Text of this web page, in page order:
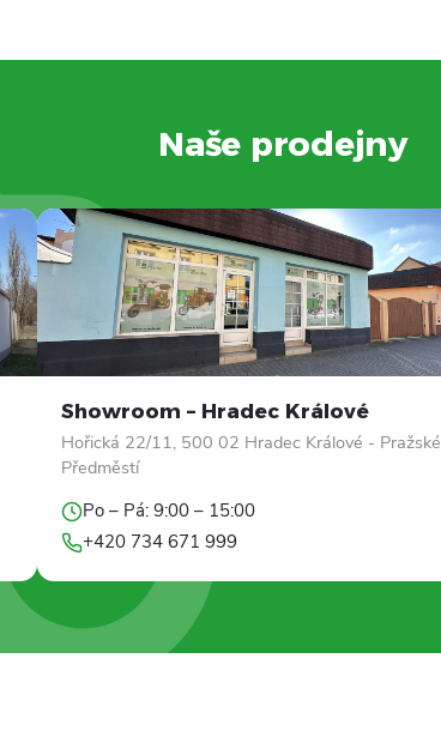
Naše prodejny
Showroom – Hradec Králové
Hořická 22/11, 500 02 Hradec Králové - Pražské
Předměstí
Po – Pá: 9:00 – 15:00
+420 734 671 999